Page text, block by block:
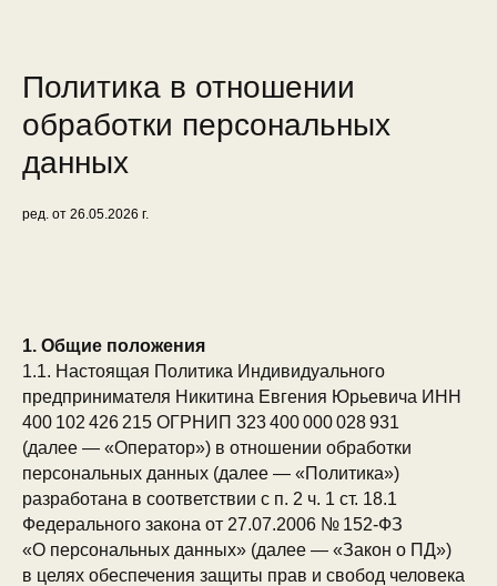
Политика в отношении
обработки персональных
данных
ред. от 26.05.2026 г.
1. Общие положения
1.1. Настоящая Политика Индивидуального
предпринимателя Никитина Евгения Юрьевича ИНН
400 102 426 215 ОГРНИП 323 400 000 028 931
(далее — «Оператор») в отношении обработки
персональных данных (далее — «Политика»)
разработана в соответствии с п. 2 ч. 1 ст. 18.1
Федерального закона от 27.07.2006 № 152-ФЗ
«О персональных данных» (далее — «Закон о ПД»)
в целях обеспечения защиты прав и свобод человека